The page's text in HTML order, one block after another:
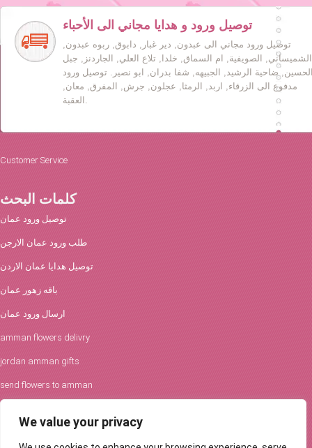
We value your privacy
توصيل ورود و هدايا مجاني الى الأحباء
توصيل ورود مجاني الى عبدون, دير غبار, دابوق, ربوه عبدون,
الشميساني, الصويفية, ام السماق, خلدا, تلاع العلي, الجاردنز, جبل
ضاحية الرشيد, الجبيهه, شفا بدران, ابو نصير. توصيل ورود
مدفوع الى الزرقاء, اربد, الرمثا, عجلون, جرش, المفرق, معان,
Customer Service
كلمات البحث
توصيل ورود عمان
طلب ورود عمان الارجن
توصيل هدايا عمان الاردن
باقه زهور عمان
ارسال ورود عمان
amman flowers delivry
jordan amman gifts
send flowers to amman
افكار الورود والحفلات
توصيل ورود عمان